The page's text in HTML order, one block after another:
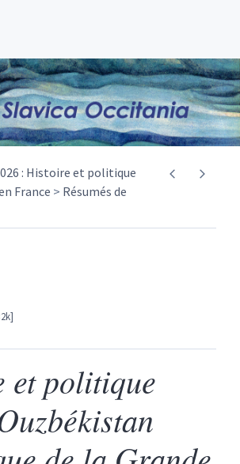
: Histoire et politique
France
Résumés de
et politique